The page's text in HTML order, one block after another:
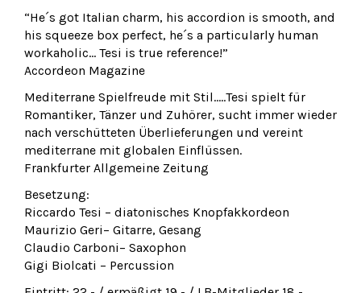
“He´s got Italian charm, his accordion is smooth, and
his squeeze box perfect, he´s a particularly human
workaholic… Tesi is true reference!”
Accordeon Magazine
Mediterrane Spielfreude mit Stil…..Tesi spielt für
Romantiker, Tänzer und Zuhörer, sucht immer wieder
nach verschütteten Überlieferungen und vereint
mediterrane mit globalen Einflüssen.
Frankfurter Allgemeine Zeitung
Besetzung:
Riccardo Tesi – diatonisches Knopfakkordeon
Maurizio Geri– Gitarre, Gesang
Claudio Carboni– Saxophon
Gigi Biolcati – Percussion